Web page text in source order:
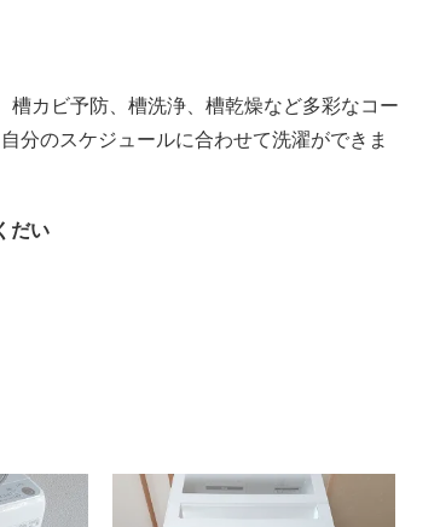
カビ予防、槽洗浄、槽乾燥など多彩なコー
分のスケジュールに合わせて洗濯ができま
だい